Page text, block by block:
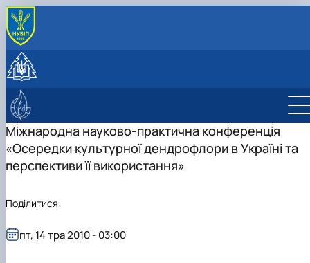
ПРО КАФЕДРУ
Програми навчальних практик
Публікації
Студентські наукові гуртки
Студентський науковий гурток дендрології
екології рослин
plant"
Науково-консультаційні послуги
Про центр
Фотогалерея
Міжнародна науково-практична конференція
«Осередки культурної дендрофлори в Україні та
перспективи її використання»
пт, 14 тра 2010 - 03:00
Поділитися: